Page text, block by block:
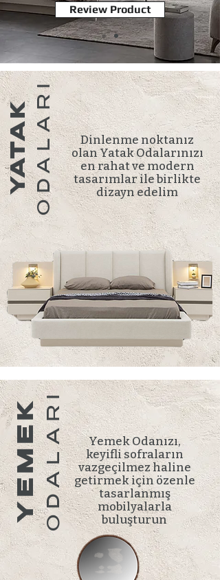
Review Product
Dinlenme noktanız
olan Yatak Odalarınızı
en rahat ve modern
tasarımlar ile birlikte
dizayn edelim
YATAKODALARI
Yemek Odanızı,
keyifli sofraların
vazgeçilmez haline
getirmek için özenle
tasarlanmış
mobilyalarla
buluşturun
YEMEKODALARI